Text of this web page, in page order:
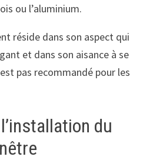
ou l’aluminium.
réside dans son aspect qui
et dans son aisance à se
pas recommandé pour les
du